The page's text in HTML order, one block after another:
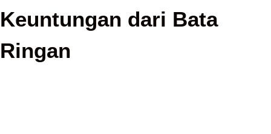
Keuntungan dari Bata
Ringan